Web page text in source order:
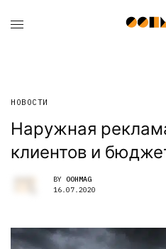
НОВОСТИ
Наружная
клиентов и
BY OOHMAG
16.07.2020